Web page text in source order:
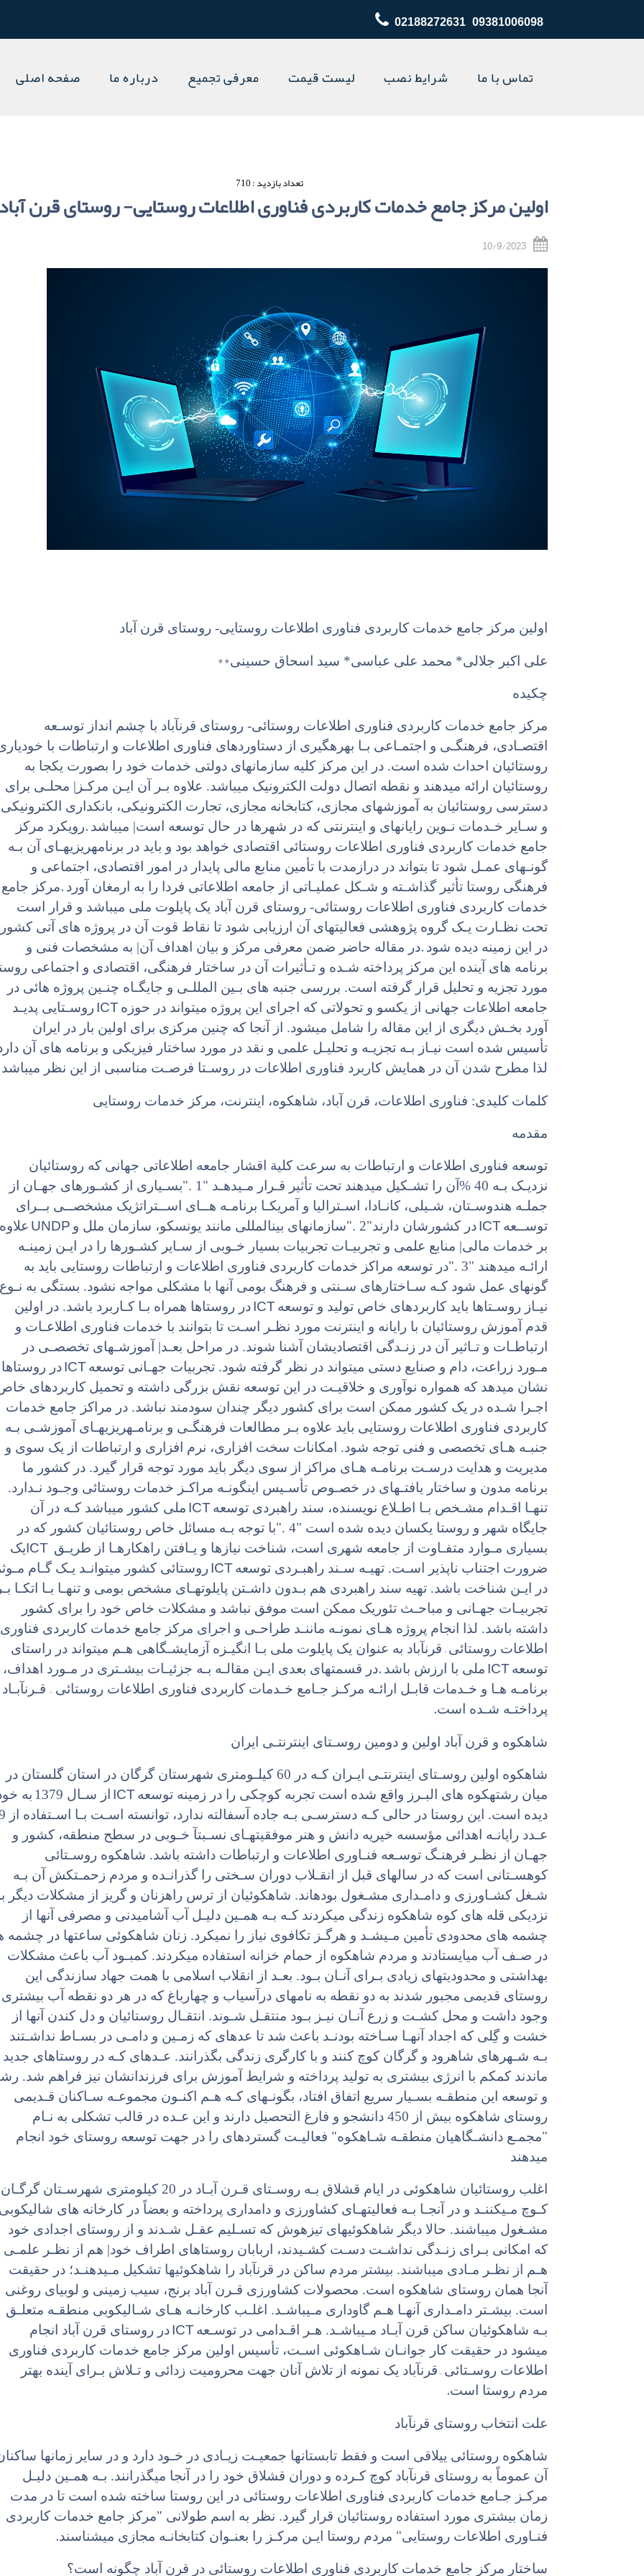
02188272631 09381006098
تماس با ما شرایط نصب لیست قیمت معرفی تجمیع درباره ما صفحه اصلی
تعداد بازدید : 710
اولین مرکز جامع خدمات کاربردی فناوری اطلاعات روستایی- روستای قرن آباد
10/9/2023
اولین مرکز جامع خدمات کاربردی فناوری اطلاعات روستایی- روستای قرن آباد
علی اکبر جلالی* محمد علی عباسی* سید اسحاق حسینی**
چکیده
مرکز جامع خدمات کاربردی فناوری اطلاعات روستائی- روستای قرنآباد با چشم انداز توسـعه
اقتصـادی، فرهنگـی و اجتمـاعی بـا بهرهگیری از دستاوردهای فناوری اطلاعات و ارتباطات با
روستائیان احداث شده است. در این مرکز کلیه سازمانهای دولتی خدمات خود را بصورت یکجا به
روستائیان ارائه میدهند و نقطه اتصال دولت الکترونیک میباشد. علاوه بـر آن ایـن مرکـز| محلـی برای
دسترسی روستائیان به آموزشهای مجازی، کتابخانه مجازی، تجارت الکترونیکی، بانکداری الکترونیکی
و سـایر خـدمات نـوین رایانهای و اینترنتی که در شهرها در حال توسعه است| میباشد .رویکرد مرکز
جامع خدمات کاربردی فناوری اطلاعات روستائی اقتصادی خواهد بود و باید در برنامهریزیهـای آن بـه
گونـهای عمـل شود تا بتواند در درازمدت با تأمین منابع مالی پایدار در امور اقتصادی، اجتماعی و
فرهنگی روستا تأثیر گذاشـته و شـکل عملیـاتی از جامعه اطلاعاتی فردا را به ارمغان آورد .مرکز جامع
خدمات کاربردی فناوری اطلاعات روستائی- روستای قرن آباد یک پایلوت ملی میباشد و قرار است
تحت نظـارت یـک گروه پژوهشی فعالیتهای آن ارزیابی شود تا نقاط قوت آن در پروژه های آتی کشور
در این زمینه دیده شود .در مقاله حاضر ضمن معرفی مرکز و بیان اهداف آن| به مشخصات فنی و
برنامه های آینده این مرکز پرداخته شـده و تـأثیرات آن در ساختار فرهنگی، اقتصادی و اجتماعی
مورد تجزیه و تحلیل قرار گرفته است. بررسی جنبه های بـین المللـی و جایگـاه چنـین پروژه هائی در
جامعه اطلاعات جهانی از یکسو و تحولاتی که اجرای این پروژه میتواند در حوزهICT روسـتایی پدیـد
آورد بخـش دیگری از این مقاله را شامل میشود. از آنجا که چنین مرکزی برای اولین بار در ایران
تأسیس شده است نیـاز بـه تجزیـه و تحلیـل علمی و نقد در مورد ساختار فیزیکی و برنامه های آن
لذا مطرح شدن آن در همایش کاربرد فناوری اطلاعات در روسـتا فرصـت مناسبی از این نظر میباشد
کلمات کلیدی: فناوری اطلاعات، قرن آباد، شاهکوه، اینترنت، مرکز خدمات روستایی
مقدمه
توسعه فناوری اطلاعات و ارتباطات به سرعت کلیة اقشار جامعه اطلاعاتی جهانی که روستائیان
نزدیـک بـه 40 %آن را تشـکیل میدهند تحت تأثیر قـرار مـیدهـد "1 ."بسـیاری از کشـورهای جهـان از
جملـه هندوسـتان، شـیلی، کانـادا، اسـترالیا و آمریکـا برنامـه هــای اســتراتژیک مشخصــی بــرای
توســعهICTدر کشورشان دارند"2 ."سازمانهای بینالمللی مانند یونسکو، سازمان ملل و UNDP علاوه
بر خدمات مالی| منابع علمی و تجربیـات تجربیات بسیار خـوبی از سـایر کشـورها را در ایـن زمینـه
ارائـه میدهند "3 ."در توسعه مراکز خدمات کاربردی فناوری اطلاعات و ارتباطات روستایی باید به
گونهای عمل شود کـه سـاختارهای سـنتی و فرهنگ بومی آنها با مشکلی مواجه نشود. بستگی به نـوع
نیـاز روسـتاها باید کاربردهای خاص تولید و توسعهICTدر روستاها همراه بـا کـاربرد باشد. در اولین
قدم آموزش روستائیان با رایانه و اینترنت مورد نظـر اسـت تا بتوانند با خدمات فناوری اطلاعـات و
ارتباطـات و تـاثیر آن در زنـدگی اقتصادیشان آشنا شوند. در مراحل بعـد| آموزشـهای تخصصـی در
مـورد زراعت، دام و صنایع دستی میتواند در نظر گرفته شود. تجربیات جهـانی توسعهICTدر روستاها
نشان میدهد که همواره نوآوری و خلاقیـت در این توسعه نقش بزرگی داشته و تحمیل کاربردهای
اجـرا شـده در یک کشور ممکن است برای کشور دیگر چندان سودمند نباشد. در مراکز جامع خدمات
کاربردی فناوری اطلاعات روستایی باید علاوه بـر مطالعات فرهنگـی و برنامـهریزیهـای آموزشـی بـه
جنبـه هـای تخصصی و فنی توجه شود. امکانات سخت افزاری، نرم افزاری و ارتباطات از یک سوی و
مدیریت و هدایت درسـت برنامـه هـای مراکز از سوی دیگر باید مورد توجه قرار گیرد. در کشور ما
برنامه مدون و ساختار یافتـهای در خصـوص تأسـیس اینگونـه مراکـز خدمات روستائی وجـود نـدارد.
تنهـا اقـدام مشـخص بـا اطـلاع نویسنده، سند راهبردی توسعهICT ملی کشور میباشد کـه در آن
جایگاه شهر و روستا یکسان دیده شده است "4 ."با توجه بـه مسائل خاص روستائیان کشور که در
بسیاری مـوارد متفـاوت از جامعه شهری است، شناخت نیازها و یـافتن راهکارهـا از طریـق ICTیک
ضرورت اجتناب ناپذیر اسـت. تهیـه سـند راهبـردی توسعهICT روستائی کشور میتوانـد یـک گـام مـوثر
در ایـن شناخت باشد. تهیه سند راهبردی هم بـدون داشـتن پایلوتهـای مشخص بومی و تنهـا بـا اتکـا بـر
تجربیـات جهـانی و مباحـث تئوریک ممکن است موفق نباشد و مشکلات خاص خود را برای کشور
داشته باشد. لذا انجام پروژه هـای نمونـه ماننـد طراحـی و اجرای مرکز جامع خدمات کاربردی فناوری
اطلاعات روستائی–قرنآباد به عنوان یک پایلوت ملی بـا انگیـزه آزمایشـگاهی هـم میتواند در راستای
توسعهICT ملی با ارزش باشد .در قسمتهای بعدی ایـن مقالـه بـه جزئیـات بیشـتری در مـورد اهداف،
برنامـه هـا و خـدمات قابـل ارائـه مرکـز جـامع خـدمات کاربردی فناوری اطلاعات روستائی– قـرنآبـاد
پرداختـه شـده است.
شاهکوه و قرن آباد اولین و دومین روسـتای اینترنتـی ایران
شاهکوه اولین روسـتای اینترنتـی ایـران کـه در 60 کیلـومتری شهرستان گرگان در استان گلستان در
میان رشتهکوه های البـرز واقع شده است تجربه کوچکی را در زمینه توسعهICT از سـال 1379
به
دیده است. این روستا در حالی کـه دسترسـی
عـدد رایانـه اهدائی مؤسسه خیریه دانش و هنر موفقیتهـای نسـبتآ خـوبی در سطح منطقه، کشور و
جهـان از نظـر فرهنـگ توسـعه فنـاوری اطلاعات و ارتباطات داشته باشد. شاهکوه روسـتائی
کوهسـتانی است که در سالهای قبل از انقـلاب دوران سـختی را گذرانـده و مردم زحمـتکش آن بـه
شـغل کشـاورزی و دامـداری مشـغول بودهاند. شاهکوئیان از ترس راهزنان و گریز از مشکلات دیگر
نزدیکی قله های کوه شاهکوه زندگی میکردند کـه بـه همـین دلیـل آب آشامیدنی و مصرفی آنها از
چشمه های محدودی تأمین مـیشـد و هرگـز تکافوی نیاز را نمیکرد. زنان شاهکوئی ساعتها در چشمه
در صـف آب میایستادند و مردم شاهکوه از حمام خزانه استفاده میکردند. کمبـود آب باعث مشکلات
بهداشتی و محدودیتهای زیادی بـرای آنـان بـود. بعـد از انقلاب اسلامی با همت جهاد سازندگی این
روستای قدیمی مجبور شدند به دو نقطه به نامهای درآسیاب و چهارباغ که در هر دو نقطه آب بیشتری
وجود داشت و محل کشـت و زرع آنـان نیـز بـود منتقـل شـوند. انتقـال روستائیان و دل کندن آنها از
خشت و گِلی که اجداد آنهـا سـاخته بودنـد باعث شد تا عدهای که زمـین و دامـی در بسـاط نداشـتند
بـه شـهرهای شاهرود و گرگان کوچ کنند و با کارگری زندگی بگذرانند. عـدهای کـه در روستاهای جدید
ماندند کمکم با انرژی بیشتری به تولید پرداخته و شرایط آموزش برای فرزندانشان نیز فراهم شد.
و توسعه این منطقـه بسـیار سریع اتفاق افتاد، بگونـهای کـه هـم اکنـون مجموعـه سـاکنان قـدیمی
روستای شاهکوه بیش از 450 دانشجو و فارغ التحصیل دارند و این عـده در قالب تشکلی به نـام
"مجمـع دانشـگاهیان منطقـه شـاهکوه" فعالیـت گستردهای را در جهت توسعه روستای خود انجام
میدهند
اغلب روستائیان شاهکوئی در ایام قشلاق بـه روسـتای قـرن آبـاد در 20 کیلومتری شهرسـتان گرگـان
کـوچ مـیکننـد و در آنجـا بـه فعالیتهـای کشاورزی و دامداری پرداخته و بعضاً در کارخانه های شالیکوبی
مشـغول میباشند. حالا دیگر شاهکوئیهای تیزهوش که تسـلیم عقـل شـدند و از روستای اجدادی خود
که امکانی بـرای زنـدگی نداشـت دسـت کشـیدند، اربابان روستاهای اطراف خود| هم از نظـر علمـی
هـم از نظـر مـادی میباشند. بیشتر مردم ساکن در قرنآباد را شاهکوئیها تشکیل مـیدهنـد؛ در حقیقت
آنجا همان روستای شاهکوه است. محصولات کشاورزی قـرن آباد برنج، سیب زمینی و لوبیای روغنی
است. بیشـتر دامـداری آنهـا هـم گاوداری مـیباشـد. اغلـب کارخانـه هـای شـالیکوبی منطقـه متعلـق
بـه شاهکوئیان ساکن قرن آبـاد مـیباشـد. هـر اقـدامی در توسـعهICTدر روستای قرن آباد انجام
میشود در حقیقت کار جوانـان شـاهکوئی اسـت، تأسیس اولین مرکز جامع خدمات کاربردی فناوری
اطلاعات روسـتائی–قرنآباد یک نمونه از تلاش آنان جهت محرومیت زدائی و تـلاش بـرای آینده بهتر
مردم روستا است.
علت انتخاب روستای قرنآباد
شاهکوه روستائی ییلاقی است و فقط تابستانها جمعیـت زیـادی در خـود دارد و در سایر زمانها
آن عموماً به روستای قرنآباد کوچ کـرده و دوران قشلاق خود را در آنجا میگذرانند. بـه همـین دلیـل
مرکـز جـامع خدمات کاربردی فناوری اطلاعات روستائی در این روستا ساخته شده است تا در مدت
زمان بیشتری مورد استفاده روستائیان قرار گیرد. نظر به اسم طولانی "مرکز جامع خدمات کاربردی
فنـاوری اطلاعات روستایی" مردم روستا ایـن مرکـز را بعنـوان کتابخانـه مجازی میشناسند.
ساختار مرکز جامع خدمات کاربردی فناوری اطلاعات روستائی در قرن آباد چگونه است؟